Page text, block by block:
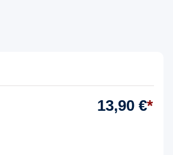
13,90 €*